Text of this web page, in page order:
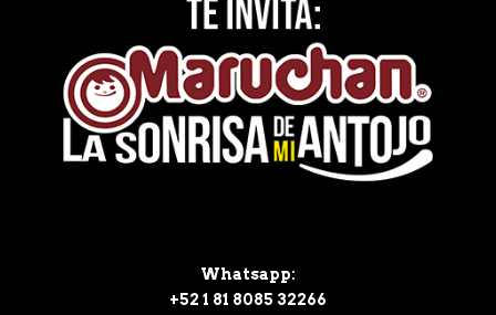
Whatsapp:
+52 1 81 8085 32266